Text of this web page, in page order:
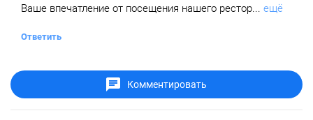
Ваше впечатление от посещения нашего рестор... ещё
Ответить
Комментировать